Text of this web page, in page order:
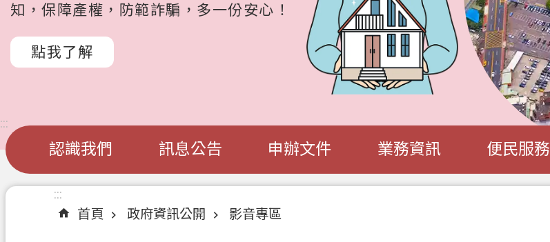
知，保障產權，防範詐騙，多一份安心！
點我了解
:::
認識我們 訊息公告 申辦文件 業務資訊 便民服務
:::
首頁
政府資訊公開 影音專區